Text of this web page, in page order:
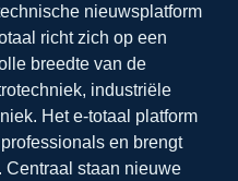
nieuwsplatform
richt zich op een
breedte van de
industriële
Het e-totaal platform
en brengt
Centraal staan nieuwe